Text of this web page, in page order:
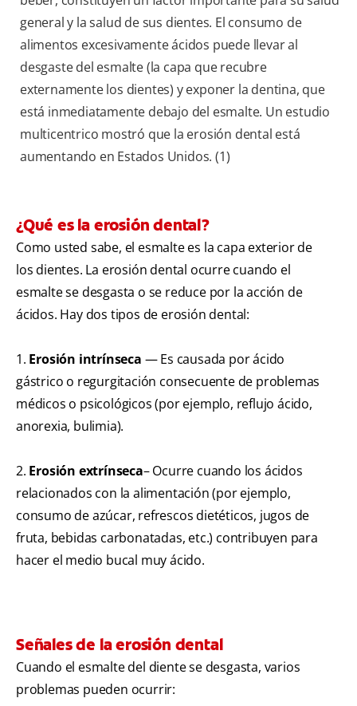
general y la salud de sus dientes. El consumo de
alimentos excesivamente ácidos puede llevar al
desgaste del esmalte (la capa que recubre
externamente los dientes) y exponer la dentina, que
está inmediatamente debajo del esmalte. Un estudio
multicentrico mostró que la erosión dental está
aumentando en Estados Unidos. (1)
¿Qué es la erosión dental?
Como usted sabe, el esmalte es la capa exterior de
los dientes. La erosión dental ocurre cuando el
esmalte se desgasta o se reduce por la acción de
ácidos. Hay dos tipos de erosión dental:
1. Erosión intrínseca — Es causada por ácido
gástrico o regurgitación consecuente de problemas
médicos o psicológicos (por ejemplo, reflujo ácido,
anorexia, bulimia).
2. Erosión extrínseca– Ocurre cuando los ácidos
relacionados con la alimentación (por ejemplo,
consumo de azúcar, refrescos dietéticos, jugos de
fruta, bebidas carbonatadas, etc.) contribuyen para
hacer el medio bucal muy ácido.
Señales de la erosión dental
Cuando el esmalte del diente se desgasta, varios
problemas pueden ocurrir: